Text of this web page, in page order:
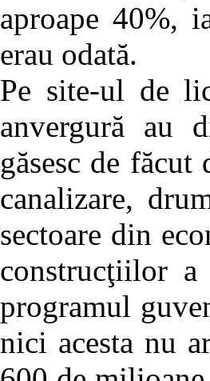
aproape 40%,
erau odată.
Pe site-ul de
anvergură au
găsesc de
canalizare,
sectoare din
construcţiilor
programul
nici acesta nu